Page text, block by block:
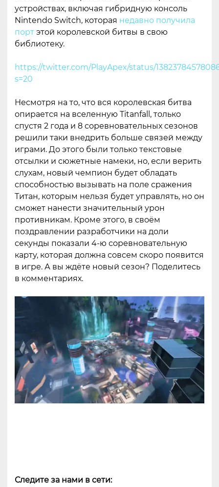
устройствах, включая гибридную консоль
Nintendo Switch, которая недавно получила
порт этой королевской битвы в свою
библиотеку.
https://twitter.com/PlayApex/status/
s=20
Несмотря на то, что вся королевская битва
опирается на вселенную Titanfall, только
спустя 2 года и 8 соревновательных сезонов
решили таки внедрить больше связей между
играми. До этого были только текстовые
отсылки и сюжетные намеки, но, если верить
слухам, новый чемпион будет обладать
способностью вызывать на поле сражения
Титан, которым нельзя будет управлять, но он
сможет нанести значительный урон
противникам. Кроме этого, в своём
поздравлении разработчики на доли
секунды показали 4-ю соревновательную
карту, которая должна совсем скоро появится
в игре. А вы ждёте новый сезон? Поделитесь
в комментариях.
Следите за нами в сети: